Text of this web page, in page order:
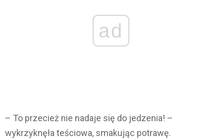
ad
– To przecież nie nadaje się do jedzenia! –
wykrzyknęła teściowa, smakując potrawę.